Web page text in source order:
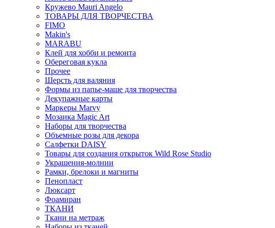
Кружево Mauri Angelo
ТОВАРЫ ДЛЯ ТВОРЧЕСТВА
FIMO
Makin's
MARABU
Клей для хобби и ремонта
Обереговая кукла
Прочее
Шерсть для валяния
Формы из папье-маше для творчества
Декупажные карты
Маркеры Marvy
Мозаика Magic Art
Наборы для творчества
Объемные розы для декора
Салфетки DAISY
Товары для создания открыток Wild Rose Studio
Украшения-молнии
Рамки, брелоки и магниты
Пенопласт
Люксарт
Фоамиран
ТКАНИ
Ткани на метраж